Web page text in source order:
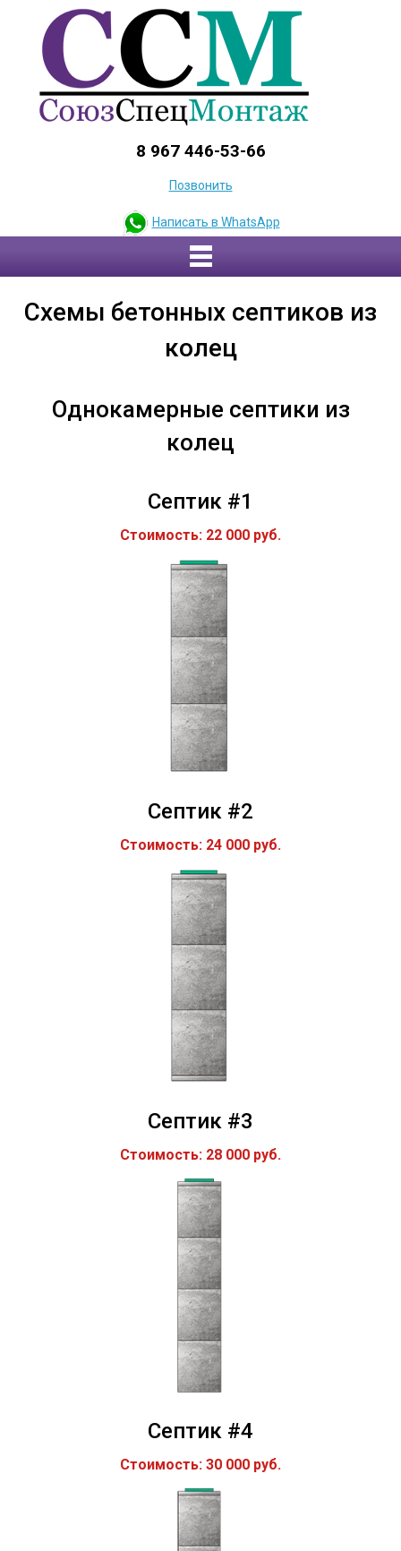
8 967 446-53-66
Позвонить
Написать в WhatsApp
Схемы бетонных септиков из
колец
Однокамерные септики из
колец
Септик #1
Стоимость: 22 000 руб.
Септик #2
Стоимость: 24 000 руб.
Септик #3
Стоимость: 28 000 руб.
Септик #4
Стоимость: 30 000 руб.